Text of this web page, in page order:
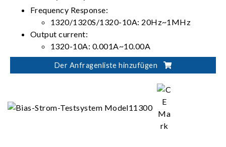
Frequency Response:
1320/1320S/1320-10A: 20Hz~1MHz
Output current:
1320-10A: 0.001A~10.00A
1320/1320S: 0.001A~20.00A
Directly controlled by LCR meter
11022/11025/3252/3302 (1320/1320S/1320-
Standard GPIB and Handler I/F
Der Anfragenliste hinzufügen